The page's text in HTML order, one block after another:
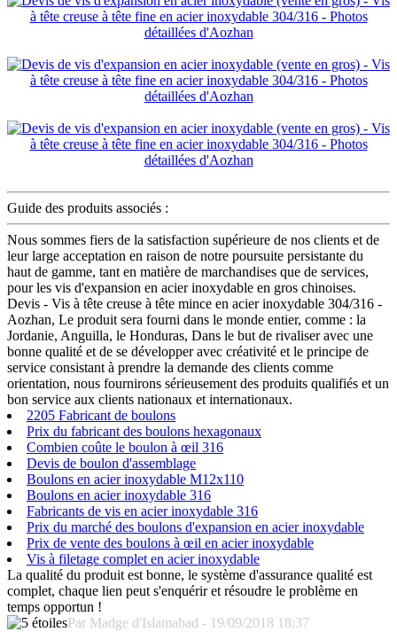
Guide des produits associés :
Nous sommes fiers de la satisfaction supérieure de nos clients et de
leur large acceptation en raison de notre poursuite persistante du
haut de gamme, tant en matière de marchandises que de services,
pour les vis d'expansion en acier inoxydable en gros chinoises.
Devis - Vis à tête creuse à tête mince en acier inoxydable 304/316 -
Aozhan, Le produit sera fourni dans le monde entier, comme : la
Jordanie, Anguilla, le Honduras, Dans le but de rivaliser avec une
bonne qualité et de se développer avec créativité et le principe de
service consistant à prendre la demande des clients comme
orientation, nous fournirons sérieusement des produits qualifiés et un
bon service aux clients nationaux et internationaux.
2205 Fabricant de boulons
Prix du fabricant des boulons hexagonaux
Combien coûte le boulon à œil 316
Devis de boulon d'assemblage
Boulons en acier inoxydable M12x110
Boulons en acier inoxydable 316
Fabricants de vis en acier inoxydable 316
Prix du marché des boulons d'expansion en acier inoxydable
Prix de vente des boulons à œil en acier inoxydable
Vis à filetage complet en acier inoxydable
La qualité du produit est bonne, le système d'assurance qualité est
complet, chaque lien peut s'enquérir et résoudre le problème en
temps opportun !
Par Madge d'Islamabad - 19/09/2018 18:37